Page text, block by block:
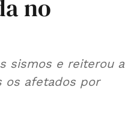
no
sismos e reiterou a
os afetados por